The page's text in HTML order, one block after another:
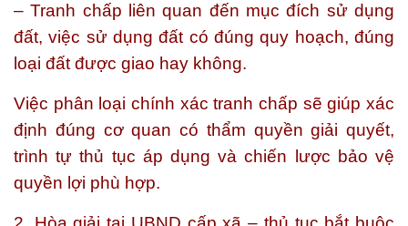
– Tranh chấp liên quan đến mục đích sử dụng
đất, việc sử dụng đất có đúng quy hoạch, đúng
loại đất được giao hay không.
Việc phân loại chính xác tranh chấp sẽ giúp xác
định đúng cơ quan có thẩm quyền giải quyết,
trình tự thủ tục áp dụng và chiến lược bảo vệ
quyền lợi phù hợp.